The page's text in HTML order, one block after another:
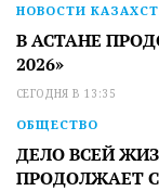
НОВОСТИ
В АСТАНЕ
2026»
СЕГОДНЯ В 13:35
ОБЩЕСТВО
ДЕЛО ВСЕЙ
ПРОДОЛЖАЕТ